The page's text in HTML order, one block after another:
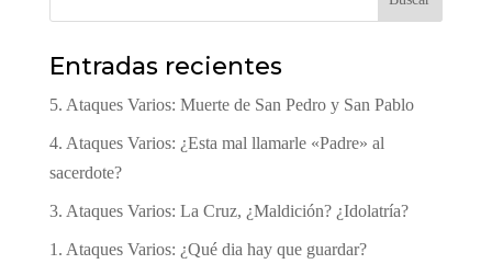
Entradas recientes
5. Ataques Varios: Muerte de San Pedro y San Pablo
4. Ataques Varios: ¿Esta mal llamarle «Padre» al
sacerdote?
3. Ataques Varios: La Cruz, ¿Maldición? ¿Idolatría?
1. Ataques Varios: ¿Qué dia hay que guardar?